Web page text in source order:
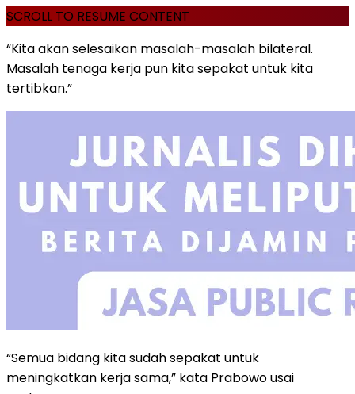
SCROLL TO RESUME CONTENT
“Kita akan selesaikan masalah-masalah bilateral.
Masalah tenaga kerja pun kita sepakat untuk kita
tertibkan.”
“Semua bidang kita sudah sepakat untuk
meningkatkan kerja sama,” kata Prabowo usai